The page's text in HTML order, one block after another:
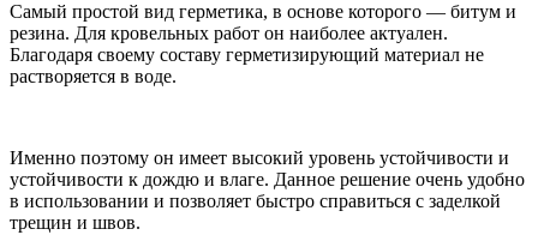
Самый простой вид герметика, в основе которого — битум и
резина. Для кровельных работ он наиболее актуален.
Благодаря своему составу герметизирующий материал не
растворяется в воде.
Именно поэтому он имеет высокий уровень устойчивости и
устойчивости к дождю и влаге. Данное решение очень удобно
в использовании и позволяет быстро справиться с заделкой
трещин и швов.